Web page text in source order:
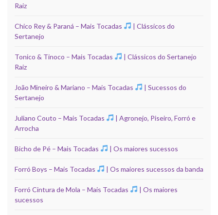
Raiz
Chico Rey & Paraná – Mais Tocadas
| Clássicos do
Sertanejo
Tonico & Tinoco – Mais Tocadas
| Clássicos do Sertanejo
Raiz
João Mineiro & Mariano – Mais Tocadas
| Sucessos do
Sertanejo
Juliano Couto – Mais Tocadas
| Agronejo, Piseiro, Forró e
Arrocha
Bicho de Pé – Mais Tocadas | Os maiores sucessos
Forró Boys – Mais Tocadas | Os maiores sucessos da banda
Forró Cintura de Mola – Mais Tocadas
| Os maiores
sucessos